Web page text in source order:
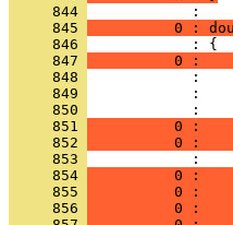
     844
     845
0 :
     846
     847
0 :
     848
     849
     850
     851
0 :
     852
0 :
     853
     854
0 :
     855
0 :
     856
0 :